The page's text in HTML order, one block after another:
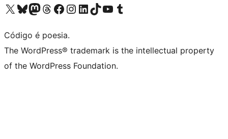
Visite a nossa conta X (antigo Twitter)
Visit our Bluesky account
Visit our Mastodon account
Visit our Threads account
Visite a nossa página do Facebook
Visite a nossa conta no Instagram
Visite a nossa conta no LinkedIn
Visit our TikTok account
Visit our YouTube channel
Visit our Tumblr account
Código é poesia.
The WordPress® trademark is the intellectual property
of the WordPress Foundation.